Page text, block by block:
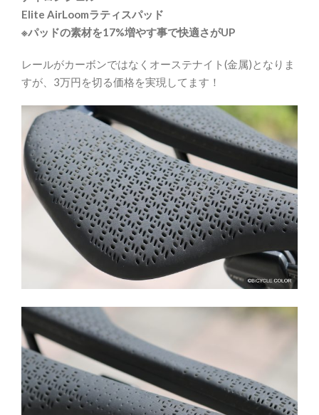
Elite AirLoomラティスパッド
※パッドの素材を17%増やす事で快適さがUP
レールがカーボンではなくオーステナイト(金属)となりま
すが、3万円を切る価格を実現してます！